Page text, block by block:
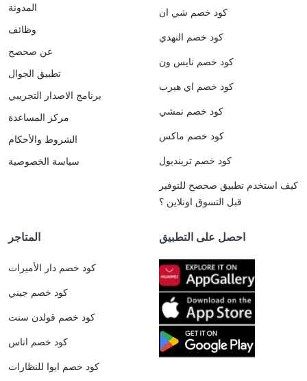
المدونة
وظائف
عن صحصح
تطبيق الجوال
برنامج الاصدار التجريبي
مركز المساعدة
الشروط والأحكام
سياسة الخصوصية
كود خصم شي ان
كود خصم النهدي
كود خصم نايس ون
كود خصم اي هيرب
كود خصم نمشي
كود خصم ماكس
كود خصم ترينديول
كيف استخدم تطبيق صحصح للتوفير
قبل التسوق اونلاين ؟
المتاجر
كود خصم دار الأميرات
كود خصم جيني
كود خصم قولدن سنت
كود خصم اناس
كود خصم ايوا للنظارات
احصل على التطبيق